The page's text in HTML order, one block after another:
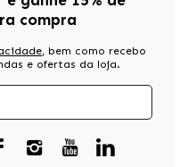
compra
, bem como recebo
e ofertas da loja.